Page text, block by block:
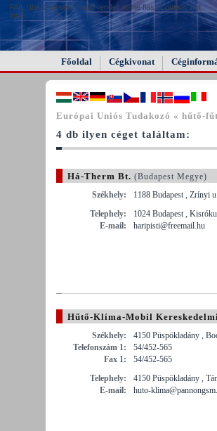
FAIL (the browser should render some flash content, not
this).
Főoldal Cégkivonat
Európai Uniós Tudakozó « hűtő-
4 db ilyen céget találtam:
Há-Therm Bt. (Budapest Megye)
Székhely:
1188 Budapest , Zrínyi
Telephely:
1024 Budapest ,
E-mail:
haripisti@freemail.hu
Hűtő-Klíma-Mobil
Székhely:
4150 Püspökladány ,
Telefonszám 1:
54/452-565
Fax 1:
54/452-565
Telephely:
4150 Püspökladány ,
E-mail:
huto-